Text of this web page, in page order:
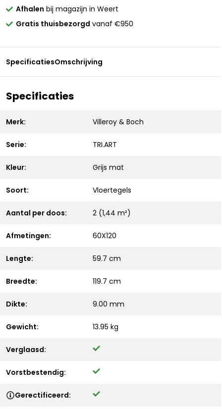
Afhalen bij magazijn in Weert
Gratis thuisbezorgd vanaf €950
SpecificatiesOmschrijving
Specificaties
Merk: Villeroy & Boch
Serie: TRI.ART
Kleur: Grijs mat
Soort: Vloertegels
Aantal per doos: 2 (1,44 m²)
Afmetingen: 60X120
Lengte: 59.7 cm
Breedte: 119.7 cm
Dikte: 9.00 mm
Gewicht: 13.95 kg
Verglaasd:
Vorstbestendig:
Gerectificeerd: